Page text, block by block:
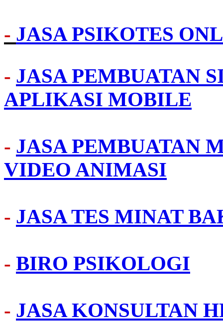
- JASA PSIKOTES
- JASA PEMBUATAN
APLIKASI MOBILE
- JASA PEMBUATAN
VIDEO ANIMASI
- JASA TES MINAT
- BIRO PSIKOLOGI
- JASA KONSULTAN